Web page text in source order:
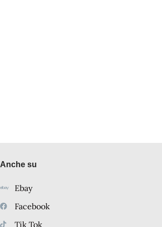
Anche su
Ebay
Facebook
Tik Tok